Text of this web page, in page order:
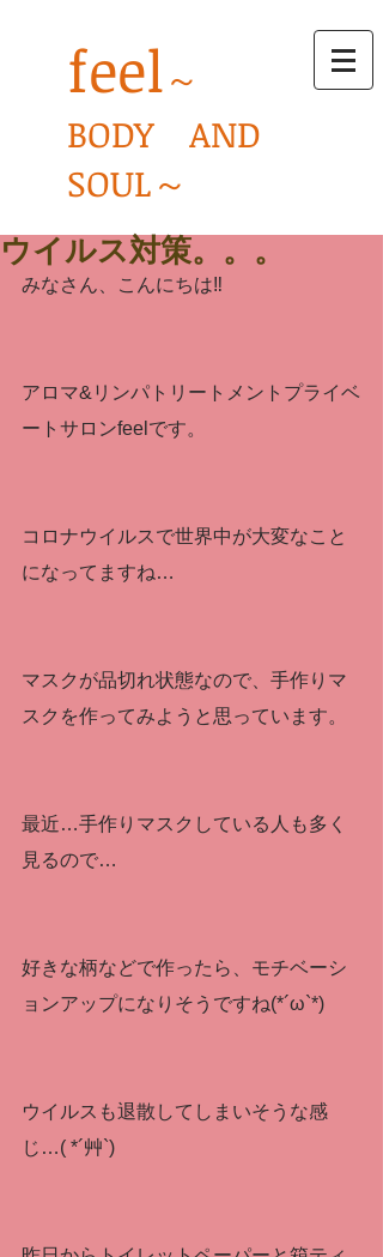
feel～
BODY AND
SOUL～
ウイルス対策。。。
みなさん、こんにちは‼
アロマ&リンパトリートメントプライベ
ートサロンfeelです。
コロナウイルスで世界中が大変なこと
になってますね…
マスクが品切れ状態なので、手作りマ
スクを作ってみようと思っています。
最近…手作りマスクしている人も多く
見るので…
好きな柄などで作ったら、モチベーシ
ョンアップになりそうですね(*´ω`*)
ウイルスも退散してしまいそうな感
じ…( *´艸`)